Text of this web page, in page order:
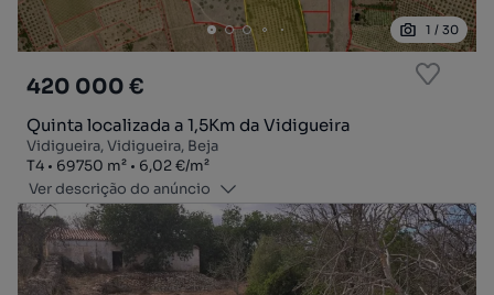
1 / 30
420 000 €
Quinta localizada a 1,5Km da Vidigueira
Vidigueira, Vidigueira, Beja
Tipologia
T4
Zona69750 m²
Preço por metro quadrado
6,02 €/m²
Ver descrição do anúncio